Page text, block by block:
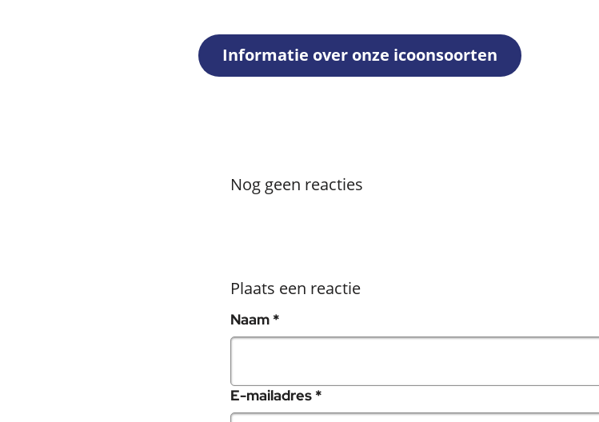
Informatie over onze icoonsoorten
Nog geen reacties
Plaats een reactie
Naam *
E-mailadres *